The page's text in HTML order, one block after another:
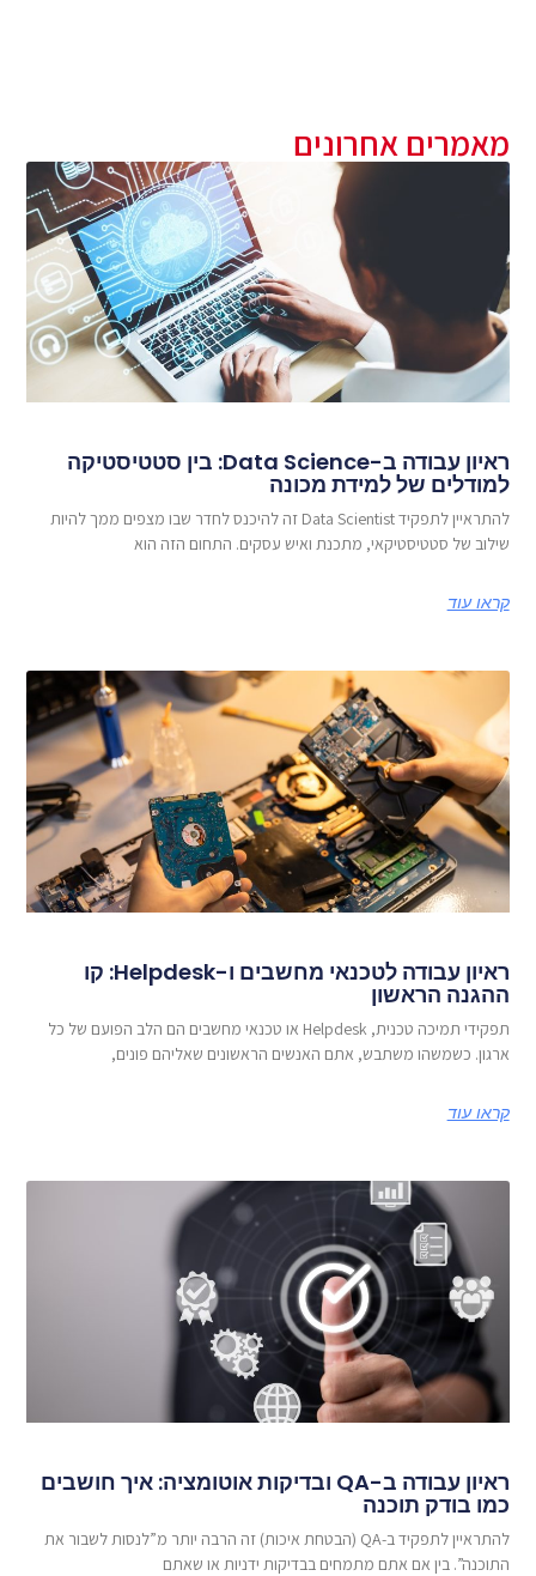
מאמרים אחרונים
ראיון עבודה ב-Data Science: בין סטטיסטיקה
למודלים של למידת מכונה
להתראיין לתפקיד Data Scientist זה להיכנס לחדר שבו מצפים ממך להיות
שילוב של סטטיסטיקאי, מתכנת ואיש עסקים. התחום הזה הוא
קראו עוד
ראיון עבודה לטכנאי מחשבים ו-Helpdesk: קו
ההגנה הראשון
תפקידי תמיכה טכנית, Helpdesk או טכנאי מחשבים הם הלב הפועם של כל
ארגון. כשמשהו משתבש, אתם האנשים הראשונים שאליהם פונים,
קראו עוד
ראיון עבודה ב-QA ובדיקות אוטומציה: איך חושבים
כמו בודק תוכנה
להתראיין לתפקיד ב-QA (הבטחת איכות) זה הרבה יותר מ”לנסות לשבור את
התוכנה”. בין אם אתם מתמחים בבדיקות ידניות או שאתם